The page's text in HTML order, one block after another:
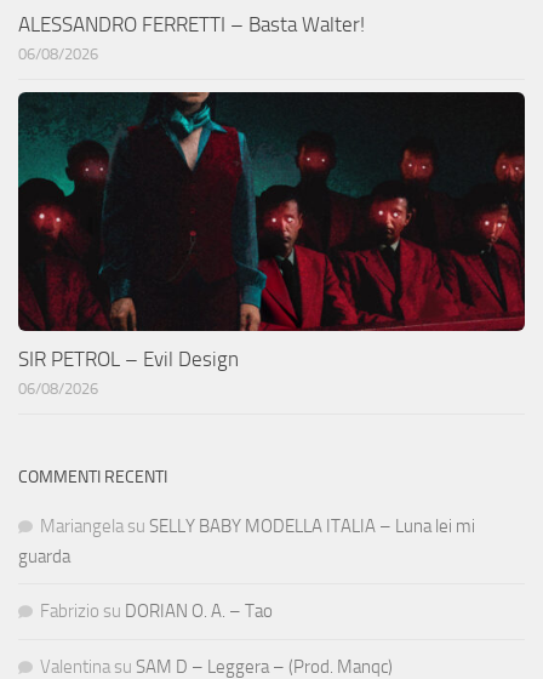
ALESSANDRO FERRETTI – Basta Walter!
06/08/2026
SIR PETROL – Evil Design
06/08/2026
COMMENTI RECENTI
Mariangela su SELLY BABY MODELLA ITALIA – Luna lei mi
guarda
Fabrizio su DORIAN O. A. – Tao
Valentina su SAM D – Leggera – (Prod. Manqc)